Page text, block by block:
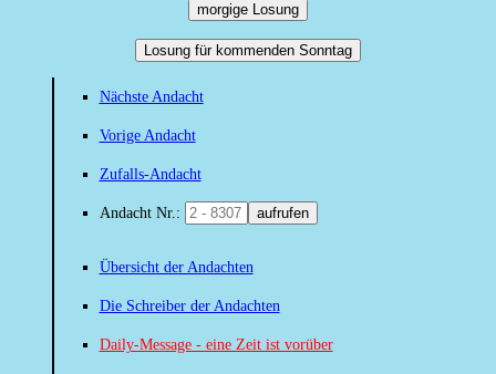
morgige Losung
Losung für kommenden Sonntag
Nächste Andacht
Vorige Andacht
Zufalls-Andacht
Andacht Nr.: aufrufen
Übersicht der Andachten
Die Schreiber der Andachten
Daily-Message - eine Zeit ist vorüber